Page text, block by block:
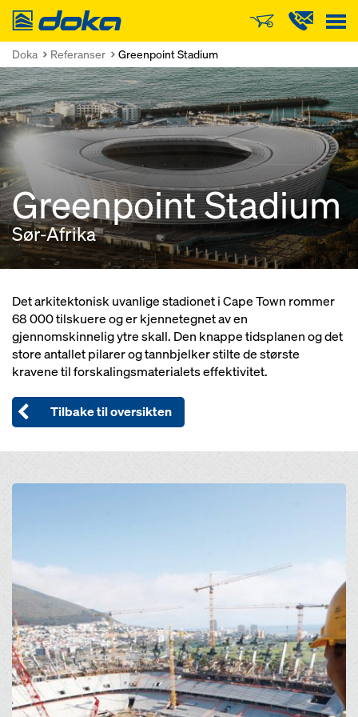
Doka
Doka Referanser Greenpoint Stadium
Greenpoint Stadium
Sør-Afrika
Det arkitektonisk uvanlige stadionet i Cape Town rommer
68 000 tilskuere og er kjennetegnet av en
gjennomskinnelig ytre skall. Den knappe tidsplanen og det
store antallet pilarer og tannbjelker stilte de største
kravene til forskalingsmaterialets effektivitet.
Tilbake til oversikten
Open